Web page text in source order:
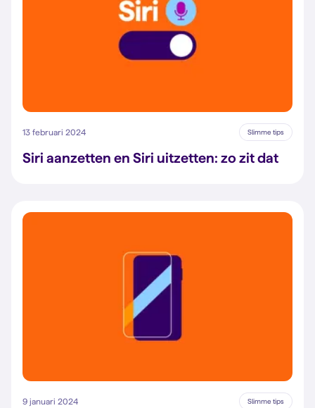
13 februari 2024 Slimme tips
Siri aanzetten en Siri uitzetten: zo zit dat
9 januari 2024 Slimme tips